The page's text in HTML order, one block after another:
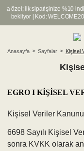
özel; ilk siparişinize %10
bekliyor | Kod:
Anasayfa Sayfalar Kişisel
EGRO I KİŞİSEL
Kişisel Veriler
6698 Sayılı Kişisel
sonra KVKK olarak